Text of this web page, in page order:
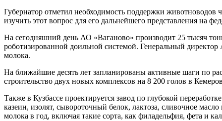
Губернатор отметил необходимость поддержки животноводов
изучить этот вопрос для его дальнейшего представления на
На сегодняшний день АО «Ваганово» производит 25 тысяч
роботизированной доильной системой. Генеральный
молока.
На ближайшие десять лет запланированы активные шаги по
строительство двух новых комплексов на 8 200 голов в
Также в Кузбассе проектируется завод по глубокой
казеин, изолят, сывороточный белок, лактоза, сливочное
молока в год, включая такие сорта, как филадельфия, фета и